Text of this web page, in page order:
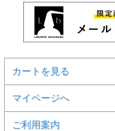
カートを見る
マイページへ
ご利用案内